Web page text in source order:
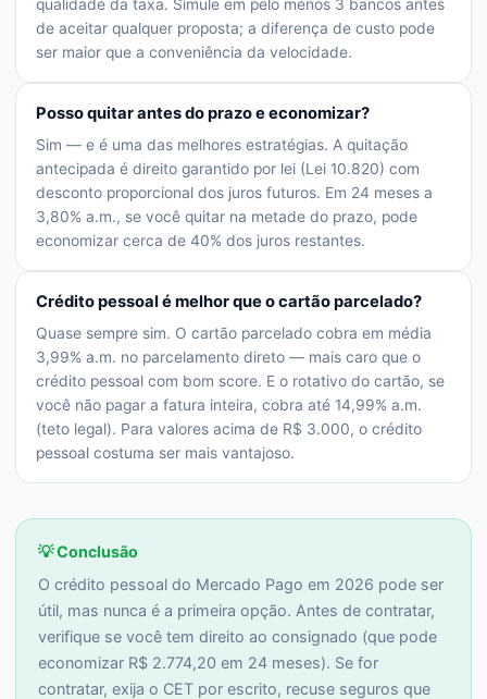
qualidade da taxa. Simule em pelo menos 3 bancos antes
de aceitar qualquer proposta; a diferença de custo pode
ser maior que a conveniência da velocidade.
Posso quitar antes do prazo e economizar?
Sim — e é uma das melhores estratégias. A quitação
antecipada é direito garantido por lei (Lei 10.820) com
desconto proporcional dos juros futuros. Em 24 meses a
3,80% a.m., se você quitar na metade do prazo, pode
economizar cerca de 40% dos juros restantes.
Crédito pessoal é melhor que o cartão parcelado?
Quase sempre sim. O cartão parcelado cobra em média
3,99% a.m. no parcelamento direto — mais caro que o
crédito pessoal com bom score. E o rotativo do cartão, se
você não pagar a fatura inteira, cobra até 14,99% a.m.
(teto legal). Para valores acima de R$ 3.000, o crédito
pessoal costuma ser mais vantajoso.
💡 Conclusão
O crédito pessoal do Mercado Pago em 2026 pode ser
útil, mas nunca é a primeira opção. Antes de contratar,
verifique se você tem direito ao consignado (que pode
economizar R$ 2.774,20 em 24 meses). Se for
contratar, exija o CET por escrito, recuse seguros que